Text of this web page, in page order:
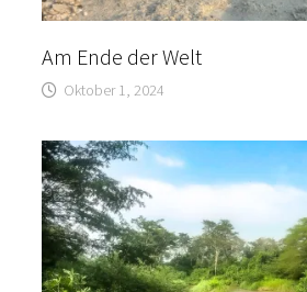
Am Ende der Welt
Oktober 1, 2024